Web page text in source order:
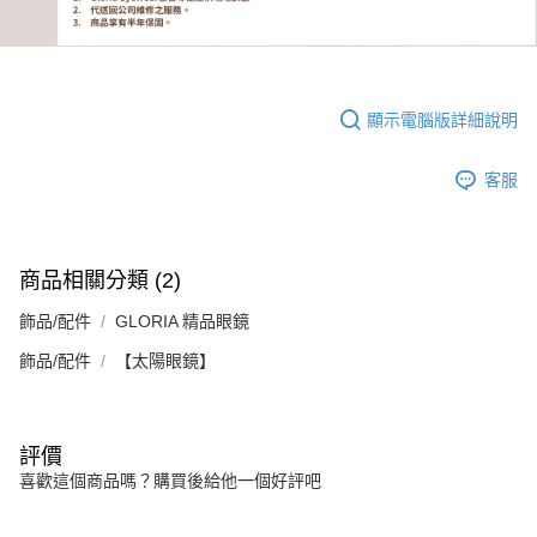
顯示電腦版詳細說明
客服
商品相關分類 (2)
飾品/配件 GLORIA 精品眼鏡
飾品/配件 【太陽眼鏡】
評價
喜歡這個商品嗎？購買後給他一個好評吧